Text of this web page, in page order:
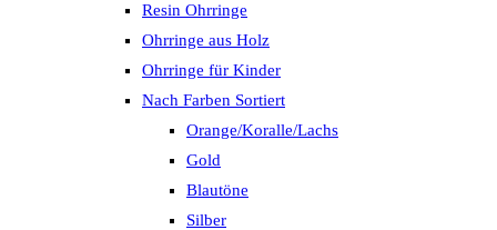
Resin Ohrringe
Ohrringe aus Holz
Ohrringe für Kinder
Nach Farben Sortiert
Orange/Koralle/Lachs
Gold
Blautöne
Silber